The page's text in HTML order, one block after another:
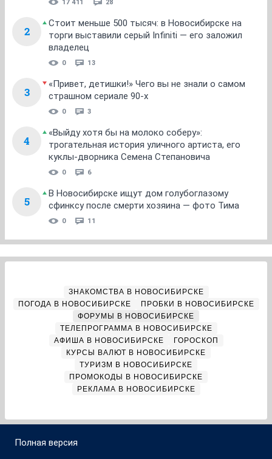
17 411 28
2
Стоит меньше 500 тысяч: в Новосибирске на
торги выставили серый Infiniti — его заложил
владелец
0 13
3
«Привет, детишки!» Чего вы не знали о самом
страшном сериале 90-х
0 3
4
«Выйду хотя бы на молоко соберу»:
трогательная история уличного артиста, его
куклы-дворника Семена Степановича
0 6
5
В Новосибирске ищут дом голубоглазому
сфинксу после смерти хозяина — фото Тима
0 11
ЗНАКОМСТВА В НОВОСИБИРСКЕ
ПОГОДА В НОВОСИБИРСКЕ
ПРОБКИ В НОВОСИБИРСКЕ
ФОРУМЫ В НОВОСИБИРСКЕ
ТЕЛЕПРОГРАММА В НОВОСИБИРСКЕ
АФИША В НОВОСИБИРСКЕ
ГОРОСКОП
КУРСЫ ВАЛЮТ В НОВОСИБИРСКЕ
ТУРИЗМ В НОВОСИБИРСКЕ
ПРОМОКОДЫ В НОВОСИБИРСКЕ
РЕКЛАМА В НОВОСИБИРСКЕ
Полная версия